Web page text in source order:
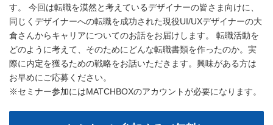
す。 今回は転職を漠然と考えているデザイナーの皆さま向けに、
同じくデザイナーへの転職を成功された現役UI/UXデザイナーの大
倉さんからキャリアについてのお話をお届けします。 転職活動を
どのように考えて、そのためにどんな転職書類を作ったのか。実
際に内定を獲るための戦略をお話いただきます。興味がある方は
お早めにご応募ください。
※セミナー参加にはMATCHBOXのアカウントが必要になります。